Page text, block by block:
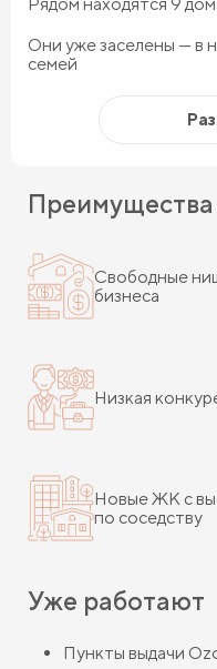
Они уже заселены — в
семей
Район активно
введено в
комплексах, где живут
Сейчас рядом
Всего в шаговой
перспективе будет
Свободные
бизнеса
Низкая
Новые ЖК с
по соседству
Уже работают
Пункты выдачи